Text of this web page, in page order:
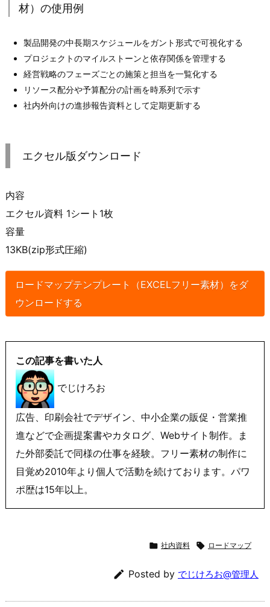
材）の使用例
製品開発の中長期スケジュールをガント形式で可視化する
プロジェクトのマイルストーンと依存関係を管理する
経営戦略のフェーズごとの施策と担当を一覧化する
リソース配分や予算配分の計画を時系列で示す
社内外向けの進捗報告資料として定期更新する
エクセル版ダウンロード
内容
エクセル資料 1シート1枚
容量
13KB(zip形式圧縮)
ロードマップテンプレート（EXCELフリー素材）をダ
ウンロードする
この記事を書いた人
でじけろお
広告、印刷会社でデザイン、中小企業の販促・営業推
進などで企画提案書やカタログ、Webサイト制作。ま
た外部委託で同様の仕事を経験。フリー素材の制作に
目覚め2010年より個人で活動を続けております。パワ
ポ歴は15年以上。
 社内資料  ロードマップ
 Posted by でじけろお@管理人